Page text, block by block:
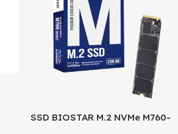
SSD BIOSTAR M.2 NVMe M760-